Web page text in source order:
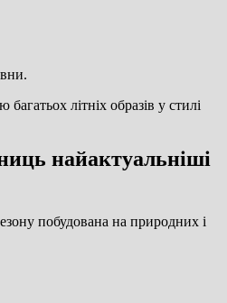
літніх образів у стилі
найактуальніші
побудована на природних і